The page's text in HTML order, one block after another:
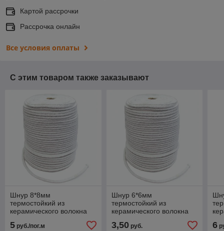
Картой рассрочки
Рассрочка онлайн
Все условия оплаты
С этим товаром также заказывают
Шнур 8*8мм
термостойкий из
керамического волокна
5 руб./пог.м
Шнур 6*6мм
термостойкий из
керамического волокна
3,50руб. 6